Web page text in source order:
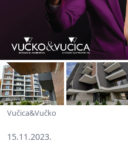
Vučica&Vučko
15.11.2023.